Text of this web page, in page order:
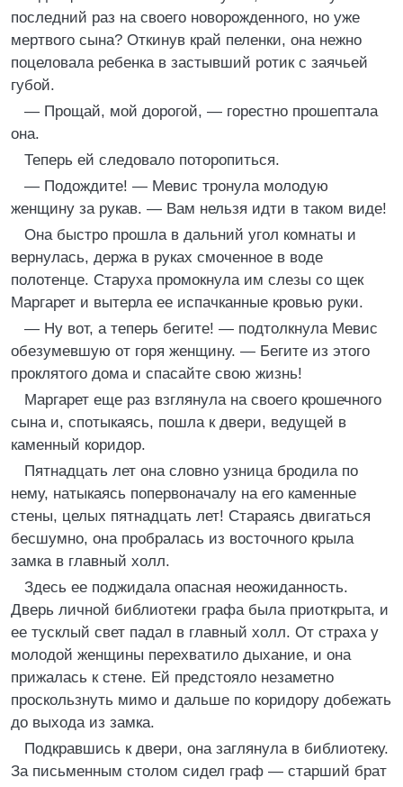
последний раз на своего новорожденного, но уже
мертвого сына? Откинув край пеленки, она нежно
поцеловала ребенка в застывший ротик с заячьей
губой.
— Прощай, мой дорогой, — горестно прошептала
она.
Теперь ей следовало поторопиться.
— Подождите! — Мевис тронула молодую
женщину за рукав. — Вам нельзя идти в таком виде!
Она быстро прошла в дальний угол комнаты и
вернулась, держа в руках смоченное в воде
полотенце. Старуха промокнула им слезы со щек
Маргарет и вытерла ее испачканные кровью руки.
— Ну вот, а теперь бегите! — подтолкнула Мевис
обезумевшую от горя женщину. — Бегите из этого
проклятого дома и спасайте свою жизнь!
Маргарет еще раз взглянула на своего крошечного
сына и, спотыкаясь, пошла к двери, ведущей в
каменный коридор.
Пятнадцать лет она словно узница бродила по
нему, натыкаясь попервоначалу на его каменные
стены, целых пятнадцать лет! Стараясь двигаться
бесшумно, она пробралась из восточного крыла
замка в главный холл.
Здесь ее поджидала опасная неожиданность.
Дверь личной библиотеки графа была приоткрыта, и
ее тусклый свет падал в главный холл. От страха у
молодой женщины перехватило дыхание, и она
прижалась к стене. Ей предстояло незаметно
проскользнуть мимо и дальше по коридору добежать
до выхода из замка.
Подкравшись к двери, она заглянула в библиотеку.
За письменным столом сидел граф — старший брат